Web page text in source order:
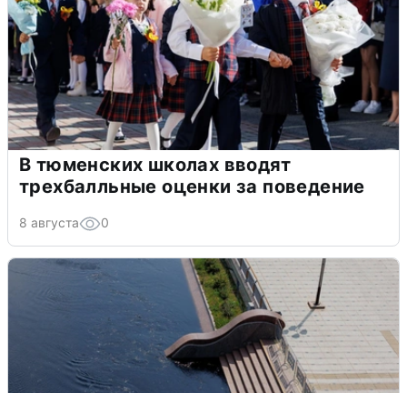
В тюменских школах вводят
трехбалльные оценки за поведение
8 августа 0